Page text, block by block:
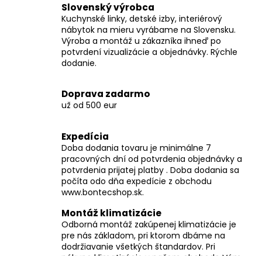
Slovenský výrobca
Kuchynské linky, detské izby, interiérový
nábytok na mieru vyrábame na Slovensku.
Výroba a montáž u zákazníka ihneď po
potvrdení vizualizácie a objednávky. Rýchle
dodanie.
Doprava zadarmo
už od 500 eur
Expedícia
Doba dodania tovaru je minimálne 7
pracovných dní od potvrdenia objednávky a
potvrdenia prijatej platby . Doba dodania sa
počíta odo dňa expedície z obchodu
www.bontecshop.sk.
Montáž klimatizácie
Odborná montáž zakúpenej klimatizácie je
pre nás základom, pri ktorom dbáme na
dodržiavanie všetkých štandardov. Pri